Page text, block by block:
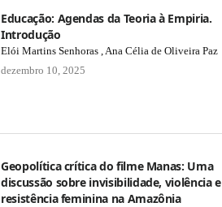
Educação: Agendas da Teoria à Empiria.
Introdução
Elói Martins Senhoras , Ana Célia de Oliveira Paz
dezembro 10, 2025
Geopolítica crítica do filme Manas: Uma
discussão sobre invisibilidade, violência e
resistência feminina na Amazônia